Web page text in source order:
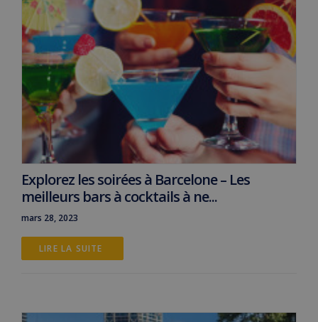
Explorez les soirées à Barcelone – Les
meilleurs bars à cocktails à ne...
mars 28, 2023
LIRE LA SUITE